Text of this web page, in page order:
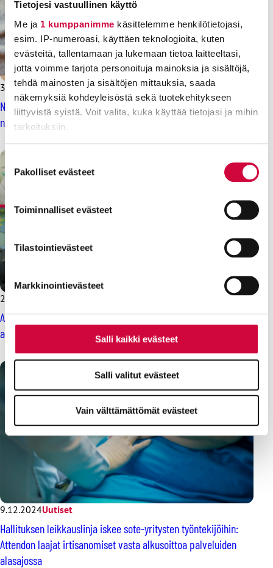
Tietojesi vastuullinen käyttö
Me ja 1 kumppanimme käsittelemme henkilötietojasi,
esim. IP-numeroasi, käyttäen teknologioita, kuten
evästeitä, tallentamaan ja lukemaan tietoa laitteeltasi,
jotta voimme tarjota personoituja mainoksia ja sisältöjä,
tehdä mainosten ja sisältöjen mittauksia, saada
näkemyksiä kohdeyleisöstä sekä tuotekehitykseen
liittyvistä syistä. Voit valita, kuka käyttää tietojasi ja mihin
tarkoituksiin.
voit määrittää asetuksesi
. Voit muuttaa
parantavia, ja osaa käytetään tilastointi- tai
valinta
Pakolliset evästeet
Toiminnalliset evästeet
Tilastointievästeet
Markkinointievästeet
Salli kaikki evästeet
Salli valitut evästeet
Vain välttämättömät evästeet
3.11.2025Uutiset
Neuvottelut käyntiin yksityisellä sosiaalipalvelualalla,
nykysopimus voimassa vuoden loppuun
23.4.2025
Avaintes-sopimuksen piirissä työskentelevä sote-
ammattilainen, työehtosopimuksesi vaihtuu!
9.12.2024Uutiset
Hallituksen leikkauslinja iskee sote-yritysten työntekijöihin:
Attendon laajat irtisanomiset vasta alkusoittoa palveluiden
alasajossa